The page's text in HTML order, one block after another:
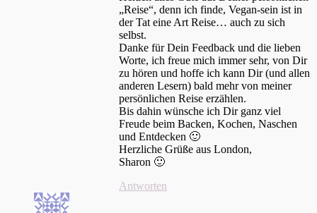
„Reise“, denn ich finde, Vegan-sein ist in
der Tat eine Art Reise… auch zu sich
selbst.
Danke für Dein Feedback und die lieben
Worte, ich freue mich immer sehr, von Dir
zu hören und hoffe ich kann Dir (und allen
anderen Lesern) bald mehr von meiner
persönlichen Reise erzählen.
Bis dahin wünsche ich Dir ganz viel
Freude beim Backen, Kochen, Naschen
und Entdecken 🙂
Herzliche Grüße aus London,
Sharon 🙂
Antworten